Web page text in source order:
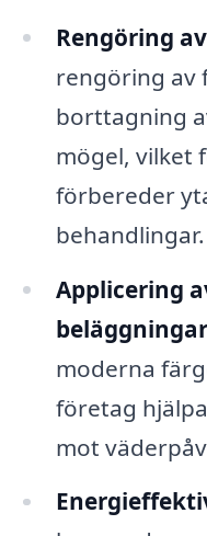
Rengöring
rengöring av
borttagning
mögel, vilket
förbereder
behandlingar.
Applicering
moderna
företag
mot